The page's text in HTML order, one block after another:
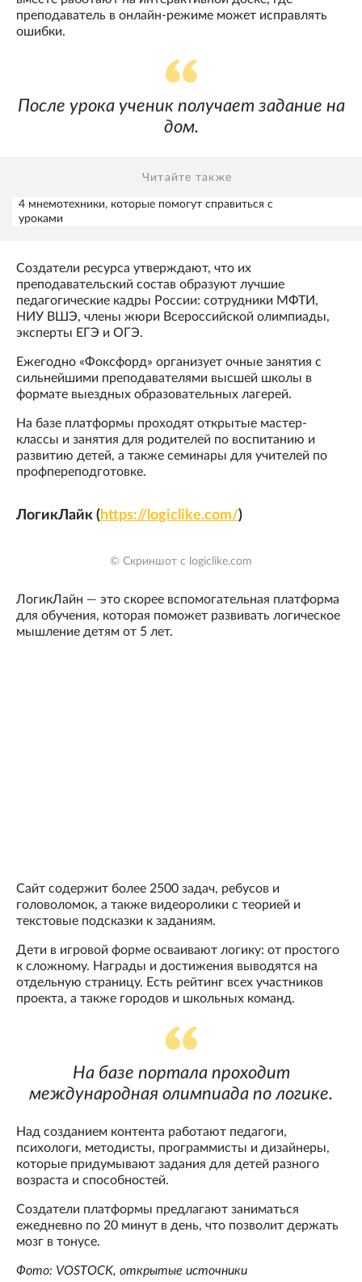
преподаватель в онлайн-режиме может исправлять
ошибки.
После урока ученик получает задание на
дом.
Читайте также
4 мнемотехники, которые помогут справиться с
уроками
Создатели ресурса утверждают, что их
преподавательский состав образуют лучшие
педагогические кадры России: сотрудники МФТИ,
НИУ ВШЭ, члены жюри Всероссийской олимпиады,
эксперты ЕГЭ и ОГЭ.
Ежегодно «Фоксфорд» организует очные занятия с
сильнейшими преподавателями высшей школы в
формате выездных образовательных лагерей.
На базе платформы проходят открытые мастер-
классы и занятия для родителей по воспитанию и
развитию детей, а также семинары для учителей по
профпереподготовке.
ЛогикЛайк ( https://logiclike.com/)
© Скриншот с logiclike.com
ЛогикЛайн — это скорее вспомогательная платформа
для обучения, которая поможет развивать логическое
мышление детям от 5 лет.
Сайт содержит более 2500 задач, ребусов и
головоломок, а также видеоролики с теорией и
текстовые подсказки к заданиям.
Дети в игровой форме осваивают логику: от простого
к сложному. Награды и достижения выводятся на
отдельную страницу. Есть рейтинг всех участников
проекта, а также городов и школьных команд.
На базе портала проходит
международная олимпиада по логике.
Над созданием контента работают педагоги,
психологи, методисты, программисты и дизайнеры,
которые придумывают задания для детей разного
возраста и способностей.
Создатели платформы предлагают заниматься
ежедневно по 20 минут в день, что позволит держать
мозг в тонусе.
Фото: VOSTOCK, открытые источники